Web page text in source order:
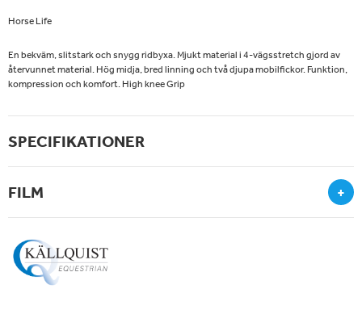
Horse Life
En bekväm, slitstark och snygg ridbyxa. Mjukt material i 4-vägsstretch gjord av
återvunnet material. Hög midja, bred linning och två djupa mobilfickor. Funktion,
kompression och komfort. High knee Grip
SPECIFIKATIONER
FILM +